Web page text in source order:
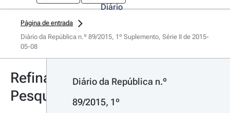
Diário
Página de entrada
Diário da República n.º 89/2015, 1º Suplemento, Série II de 2015-
05-08
Refinar
Pesquisa
Diário da República n.º
89/2015, 1º